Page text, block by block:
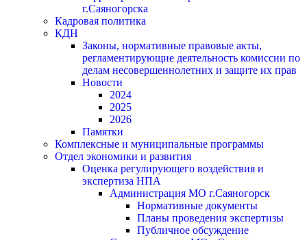
г.Саяногорска
Кадровая политика
КДН
Законы, нормативные правовые акты,
регламентирующие деятельность комиссии по
делам несовершеннолетних и защите их прав
Новости
2024
2025
2026
Памятки
Комплексные и муниципальные программы
Отдел экономики и развития
Оценка регулирующего воздействия и
экспертиза НПА
Администрация МО г.Саяногорск
Нормативные документы
Планы проведения экспертизы
Публичное обсуждение